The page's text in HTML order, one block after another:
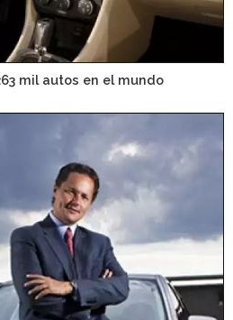
mil autos en el mundo